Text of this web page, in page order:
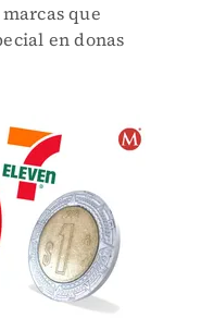
que
en donas